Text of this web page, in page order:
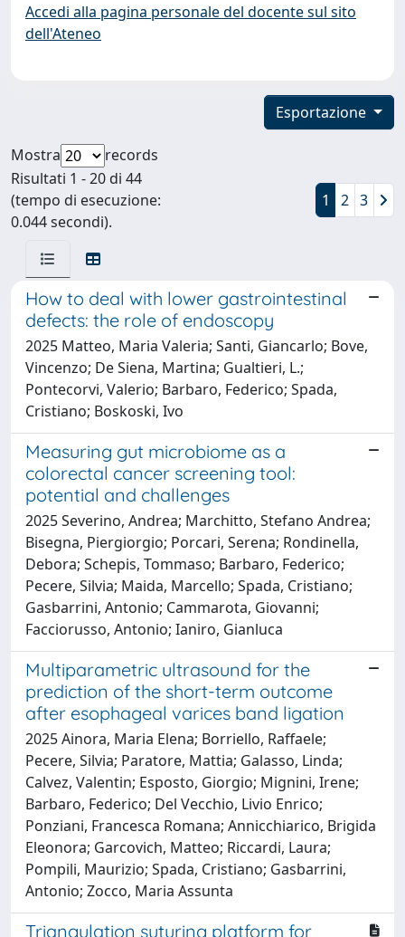
Accedi alla pagina personale del docente sul sito
dell'Ateneo
Esportazione
Mostra
records
Risultati 1 - 20 di 44
(tempo di esecuzione:
0.044 secondi).
1 2 3
How to deal with lower gastrointestinal
defects: the role of endoscopy
2025 Matteo, Maria Valeria; Santi, Giancarlo; Bove,
Vincenzo; De Siena, Martina; Gualtieri, L.;
Pontecorvi, Valerio; Barbaro, Federico; Spada,
Cristiano; Boskoski, Ivo
Measuring gut microbiome as a
colorectal cancer screening tool:
potential and challenges
2025 Severino, Andrea; Marchitto, Stefano Andrea;
Bisegna, Piergiorgio; Porcari, Serena; Rondinella,
Debora; Schepis, Tommaso; Barbaro, Federico;
Pecere, Silvia; Maida, Marcello; Spada, Cristiano;
Gasbarrini, Antonio; Cammarota, Giovanni;
Facciorusso, Antonio; Ianiro, Gianluca
Multiparametric ultrasound for the
prediction of the short-term outcome
after esophageal varices band ligation
2025 Ainora, Maria Elena; Borriello, Raffaele;
Pecere, Silvia; Paratore, Mattia; Galasso, Linda;
Calvez, Valentin; Esposto, Giorgio; Mignini, Irene;
Barbaro, Federico; Del Vecchio, Livio Enrico;
Ponziani, Francesca Romana; Annicchiarico, Brigida
Eleonora; Garcovich, Matteo; Riccardi, Laura;
Pompili, Maurizio; Spada, Cristiano; Gasbarrini,
Antonio; Zocco, Maria Assunta
Triangulation suturing platform for